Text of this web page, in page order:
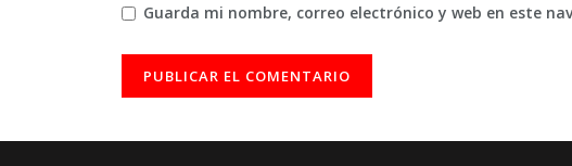
Guarda mi nombre, correo electrónico y web en este